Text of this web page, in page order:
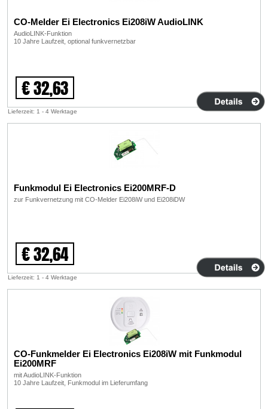
CO-Melder Ei Electronics Ei208iW AudioLINK
AudioLINK-Funktion
10 Jahre Laufzeit, optional funkvernetzbar
€ 32,63
Lieferzeit: 1 - 4 Werktage
Funkmodul Ei Electronics Ei200MRF-D
zur Funkvernetzung mit CO-Melder Ei208iW und Ei208iDW
€ 32,64
Lieferzeit: 1 - 4 Werktage
CO-Funkmelder Ei Electronics Ei208iW mit Funkmodul
Ei200MRF
mit AudioLINK-Funktion
10 Jahre Laufzeit, Funkmodul im Lieferumfang